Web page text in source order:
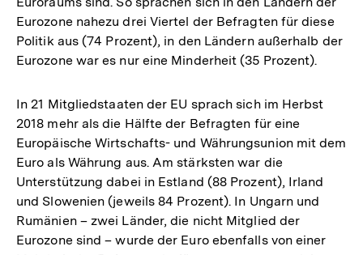
Eurozone nahezu drei Viertel der Befragten für diese
Politik aus (74 Prozent), in den Ländern außerhalb der
Eurozone war es nur eine Minderheit (35 Prozent).
In 21 Mitgliedstaaten der EU sprach sich im Herbst
2018 mehr als die Hälfte der Befragten für eine
Europäische Wirtschafts- und Währungsunion mit dem
Euro als Währung aus. Am stärksten war die
Unterstützung dabei in Estland (88 Prozent), Irland
und Slowenien (jeweils 84 Prozent). In Ungarn und
Rumänien – zwei Länder, die nicht Mitglied der
Eurozone sind – wurde der Euro ebenfalls von einer